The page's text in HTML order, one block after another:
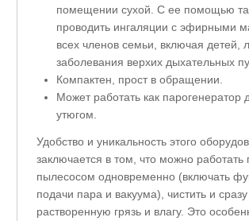
помещении сухой. С ее помощью
проводить ингаляции с эфирными
всех членов семьи, включая детей,
заболевания верхих дыхательных
Компактен, прост в обращении.
Может работать как парогенератор
утюгом.
Удобство и уникальность этого
заключается в том, что можно работать
пылесосом одновременно (включать
подачи пара и вакуума), чистить и
растворенную грязь и влагу. Это